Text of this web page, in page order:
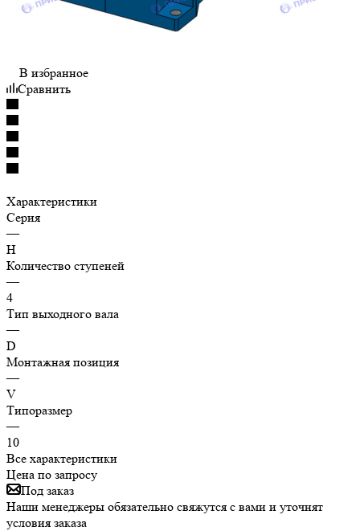
В избранное
Сравнить
Характеристики
Серия
—
H
Количество ступеней
—
4
Тип выходного вала
—
D
Монтажная позиция
—
V
Типоразмер
—
10
Все характеристики
Цена по запросу
Под заказ
Наши менеджеры обязательно свяжутся с вами и уточнят
условия заказа